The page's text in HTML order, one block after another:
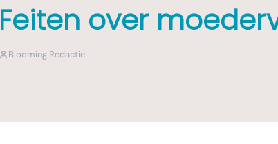
Feiten over
Blooming Redactie